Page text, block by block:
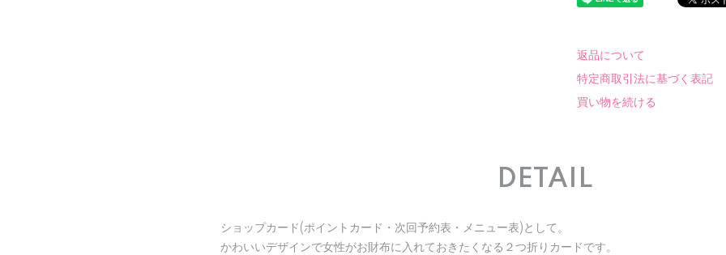
返品について
特定商取引法に基づく表記
買い物を続ける
DETAIL
ショップカード(ポイントカード・次回予約表・メニュー表)として。
かわいいデザインで女性がお財布に入れておきたくなる２つ折りカードです。